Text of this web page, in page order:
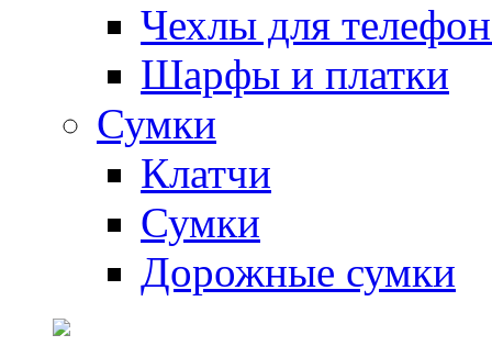
Чехлы для
Шарфы и платки
Сумки
Клатчи
Сумки
Дорожные сумки